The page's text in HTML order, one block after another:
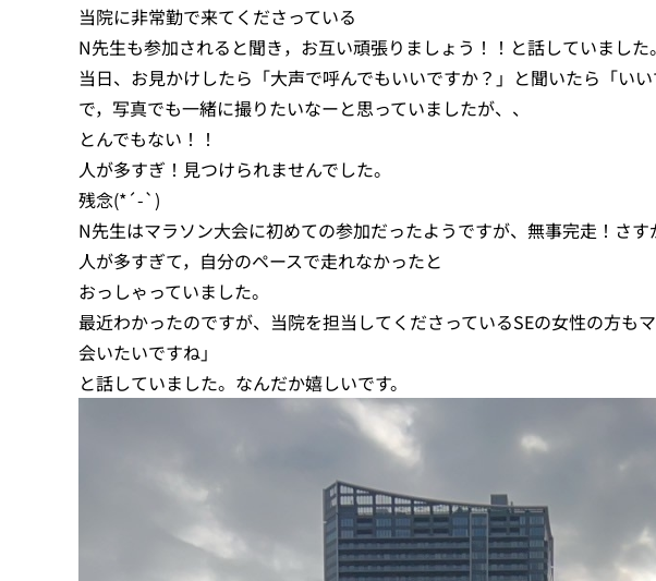
当院に非常勤で来てくださっている
N先生も参加されると聞き，お互い頑張りましょう！！と話していました。
当日、お見かけしたら「大声で呼んでもいいですか？」と聞いたら「い
で，写真でも一緒に撮りたいなーと思っていましたが、、
とんでもない！！
人が多すぎ！見つけられませんでした。
残念(*´-`)
N先生はマラソン大会に初めての参加だったようですが、無事完走！さす
人が多すぎて，自分のペースで走れなかったと
おっしゃっていました。
最近わかったのですが、当院を担当してくださっているSEの女性の方
会いたいですね」
と話していました。なんだか嬉しいです。